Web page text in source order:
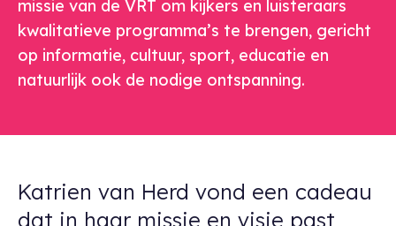
missie van de VRT om kijkers en luisteraars
kwalitatieve programma’s te brengen, gericht
op informatie, cultuur, sport, educatie en
natuurlijk ook de nodige ontspanning.
Katrien van Herd vond een cadeau
dat in haar missie en visie past